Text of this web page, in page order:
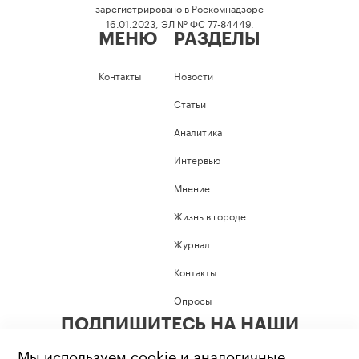
зарегистрировано в Роскомнадзоре
16.01.2023, ЭЛ № ФС 77-84449.
МЕНЮ
Контакты
РАЗДЕЛЫ
Новости
Статьи
Аналитика
Интервью
Мнение
Жизнь в городе
Журнал
Контакты
Опросы
ПОДПИШИТЕСЬ НА НАШИ
Мы используем cookie и аналогичные